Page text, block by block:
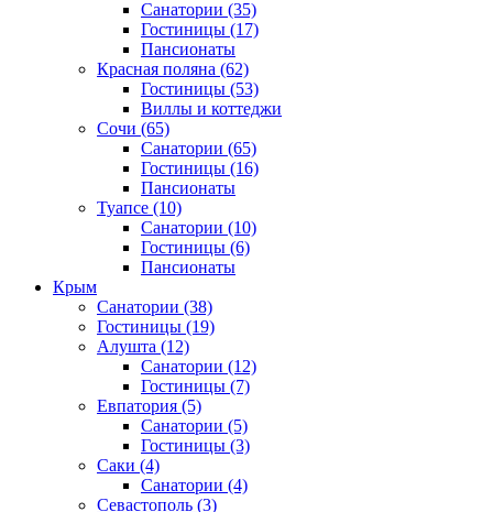
Санатории (35)
Гостиницы (17)
Пансионаты
Красная поляна (62)
Гостиницы (53)
Виллы и коттеджи
Сочи (65)
Санатории (65)
Гостиницы (16)
Пансионаты
Туапсе (10)
Санатории (10)
Гостиницы (6)
Пансионаты
Крым
Санатории (38)
Гостиницы (19)
Алушта (12)
Санатории (12)
Гостиницы (7)
Евпатория (5)
Санатории (5)
Гостиницы (3)
Саки (4)
Санатории (4)
Севастополь (3)